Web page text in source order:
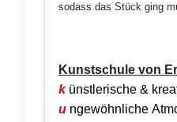
sodass das Stück ging
Kunstschule von
k ünstlerische &
u ngewöhnliche